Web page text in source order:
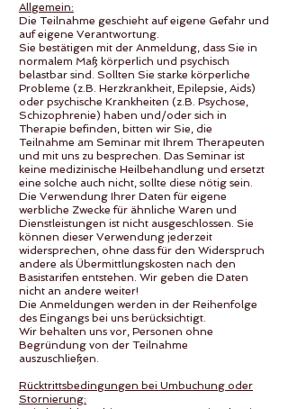
Allgemein:
Die Teilnahme geschieht auf eigene Gefahr und
auf eigene Verantwortung.
Sie bestätigen mit der Anmeldung, dass Sie in
normalem Maß körperlich und psychisch
belastbar sind. Sollten Sie starke körperliche
Probleme (z.B. Herzkrankheit, Epilepsie, Aids)
oder psychische Krankheiten (z.B. Psychose,
Schizophrenie) haben und/oder sich in
Therapie befinden, bitten wir Sie, die
Teilnahme am Seminar mit Ihrem Therapeuten
und mit uns zu besprechen. Das Seminar ist
keine medizinische Heilbehandlung und ersetzt
eine solche auch nicht, sollte diese nötig sein.
Die Verwendung Ihrer Daten für eigene
werbliche Zwecke für ähnliche Waren und
Dienstleistungen ist nicht ausgeschlossen. Sie
können dieser Verwendung jederzeit
widersprechen, ohne dass für den Widerspruch
andere als Übermittlungskosten nach den
Basistarifen entstehen. Wir geben die Daten
nicht an andere weiter!
Die Anmeldungen werden in der Reihenfolge
des Eingangs bei uns berücksichtigt.
Wir behalten uns vor, Personen ohne
Begründung von der Teilnahme
auszuschließen.
Rücktrittsbedingungen bei Umbuchung oder
Stornierung: